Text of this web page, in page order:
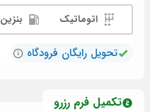
اتوماتیک بنزین
تحویل رایگان فرودگاه
تکمیل فرم رزرو